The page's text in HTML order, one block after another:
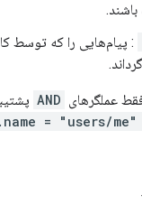
: پیام‌هایی را که توسط
عملگرهای AND
= "users/me"